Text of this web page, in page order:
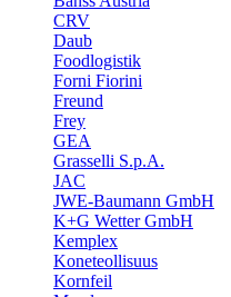
CRV
Daub
Foodlogistik
Forni Fiorini
Freund
Frey
GEA
Grasselli S.p.A.
JAC
JWE-Baumann GmbH
K+G Wetter GmbH
Kemplex
Koneteollisuus
Kornfeil